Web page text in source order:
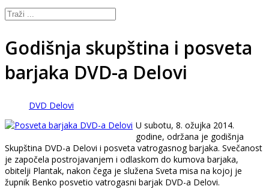
Godišnja skupština i posveta
barjaka DVD-a Delovi
DVD Delovi
U subotu, 8. ožujka 2014.
godine, održana je godišnja
Skupština DVD-a Delovi i posveta vatrogasnog barjaka. Svečanost
je započela postrojavanjem i odlaskom do kumova barjaka,
obitelji Plantak, nakon čega je služena Sveta misa na kojoj je
župnik Benko posvetio vatrogasni barjak DVD-a Delovi.